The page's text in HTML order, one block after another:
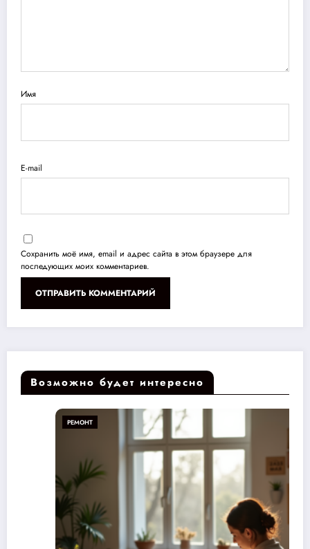
Имя
E-mail
Сохранить моё имя, email и адрес сайта в этом браузере для
последующих моих комментариев.
Возможно будет интересно